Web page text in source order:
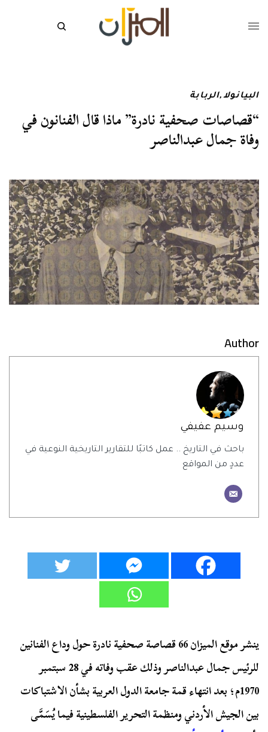
البيانولا,الربابة
“قصاصات صحفية نادرة” ماذا قال الفنانون في
وفاة جمال عبدالناصر
Author
وسيم عفيفي
باحث في التاريخ .. عمل كاتبًا للتقارير التاريخية النوعية في
عددٍ من المواقع
ينشر موقع الميزان 66 قصاصة صحفية نادرة حول وداع الفنانين
للرئيس جمال عبدالناصر وذلك عقب وفاته في 28 سبتمبر
1970م؛ بعد انتهاء قمة جامعة الدول العربية بشأن الاشتباكات
بين الجيش الأردني ومنظمة التحرير الفلسطينية فيما يُسَمَّى